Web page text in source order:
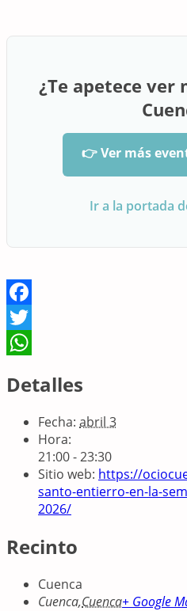
¿Te apetece ver
👉 Ver más
Ir a la portada
Facebook
Twitter
Detalles
Fecha: abril 3
Hora:
21:00 - 23:30
Sitio web: https://
santo-entierro-en-la-
2026/
Recinto
Cuenca
Cuenca,Cuenca+ Google